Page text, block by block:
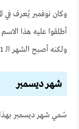
وكان نوفمبر يُعرف في
أطلقوا عليه هذا
ولكنه أصبح الشهر الـ 11 في التقويم الميلادي الحالي.
شهر ديسمبر